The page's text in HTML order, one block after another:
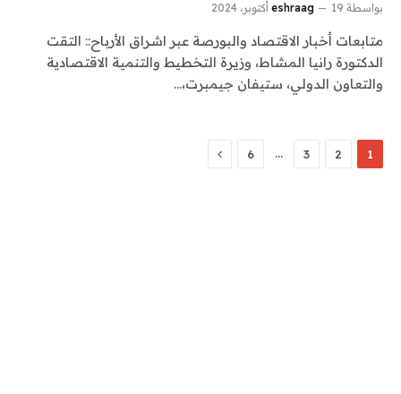
بواسطة eshraag 19 أكتوبر، 2024
متابعات أخبار الاقتصاد والبورصة عبر اشراق الأرباح:: التقت
الدكتورة رانيا المشاط، وزيرة التخطيط والتنمية الاقتصادية
والتعاون الدولي، ستيفان جيمبرت،…
1
2
3
…
6 التالي